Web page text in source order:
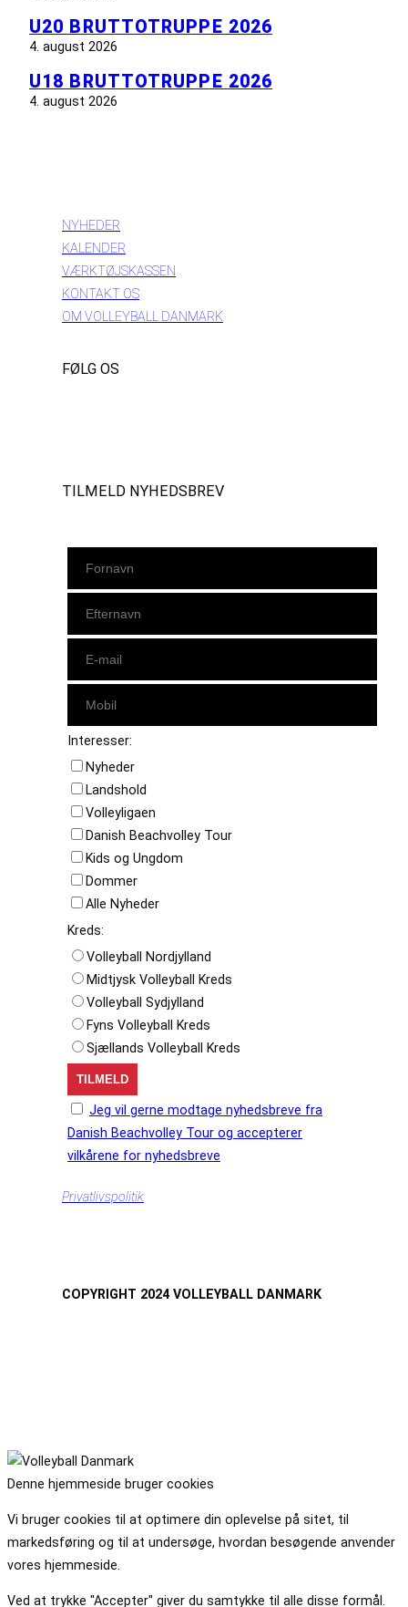
U20 BRUTTOTRUPPE 2026
4. august 2026
U18 BRUTTOTRUPPE 2026
4. august 2026
NYHEDER
KALENDER
VÆRKTØJSKASSEN
KONTAKT OS
OM VOLLEYBALL DANMARK
FØLG OS
TILMELD NYHEDSBREV
Interesser:
Nyheder
Landshold
Volleyligaen
Danish Beachvolley Tour
Kids og Ungdom
Dommer
Alle Nyheder
Kreds:
Volleyball Nordjylland
Midtjysk Volleyball Kreds
Volleyball Sydjylland
Fyns Volleyball Kreds
Sjællands Volleyball Kreds
Jeg vil gerne modtage nyhedsbreve fra
Danish Beachvolley Tour og accepterer
vilkårene for nyhedsbreve
Privatlivspolitik
COPYRIGHT 2024 VOLLEYBALL DANMARK
Denne hjemmeside bruger cookies
Vi bruger cookies til at optimere din oplevelse på sitet, til
markedsføring og til at undersøge, hvordan besøgende anvender
vores hjemmeside.
Ved at trykke "Accepter" giver du samtykke til alle disse formål.